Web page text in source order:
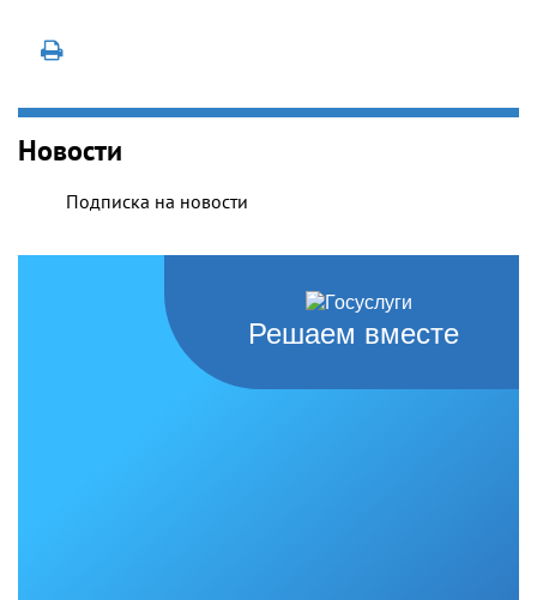
Новости
Подписка на новости
Решаем вместе